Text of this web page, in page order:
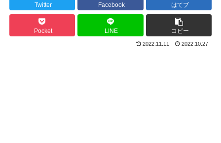
Twitter Facebook はてブ
Pocket LINE コピー
2022.11.11 2022.10.27